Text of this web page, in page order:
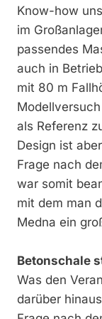
Know-how
im
passendes
auch in
mit 80 m
als Referenz
Design ist
Frage nach
war somit
mit dem man
Medna ein
Betonschale
Was den
darüber